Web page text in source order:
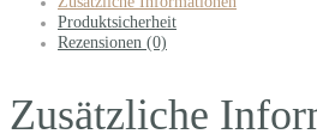
Produktsicherheit
Rezensionen (0)
Zusätzliche